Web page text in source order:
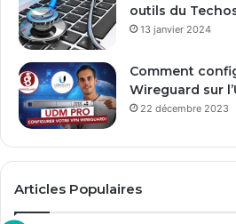
outils du
13 janvier 2024
Comment
Wireguard sur
22 décembre 2023
Articles Populaires